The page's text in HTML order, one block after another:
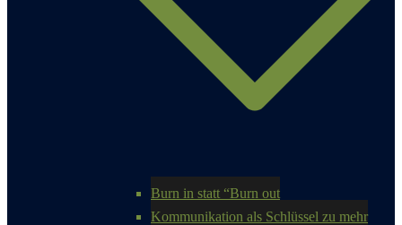
Burn in statt “Burn out
Kommunikation als Schlüssel zu mehr